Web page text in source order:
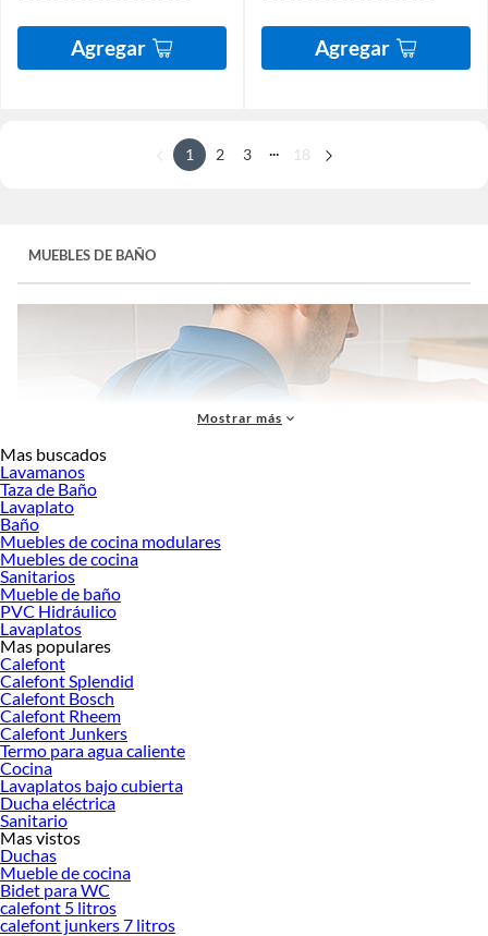
Agregar Agregar
1 2 3 ... 18
MUEBLES DE BAÑO
¿Buscas muebles de baño en Chile? En Sodimac encontrarás más de 800
opciones para organizar, almacenar y transformar tu baño, con precios desde
$10.000 hasta $500.000 y despacho a todo el país.
Losmuebles de baño
complementar el espacio del baño. Incluyen vanitorios, muebles con lavamanos,
botiquines, estantes y organizadores que combinan funcionalidad con estilo.
Categorías de muebles para baño
Encuentra el producto ideal según tus necesidades:
Vanitorios:
40 a 120 cm. Ideales como punto focal del baño.
Mostrar más
Mas buscados
Lavamanos
Taza de Baño
Lavaplato
Baño
Muebles de cocina modulares
Muebles de cocina
Sanitarios
Mueble de baño
PVC Hidráulico
Lavaplatos
Mas populares
Calefont
Calefont Splendid
Calefont Bosch
Calefont Rheem
Calefont Junkers
Termo para agua caliente
Cocina
Lavaplatos bajo cubierta
Ducha eléctrica
Sanitario
Mas vistos
Duchas
Mueble de cocina
Bidet para WC
calefont 5 litros
calefont junkers 7 litros